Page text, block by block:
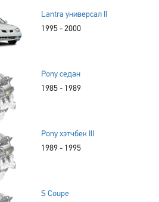
Lantra универсал II
1995 - 2000
Pony седан
1985 - 1989
Pony хэтчбек III
1989 - 1995
S Coupe